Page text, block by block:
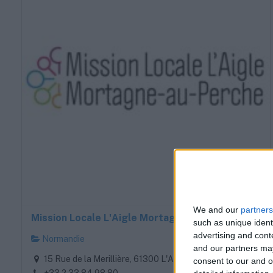
We and our partners
such as unique
advertising and
and our partners
consent to our and
Mission Locale L'Aigle Mortagne
Normandie
15 Rue de la Merillière, 61300 L'Aigle